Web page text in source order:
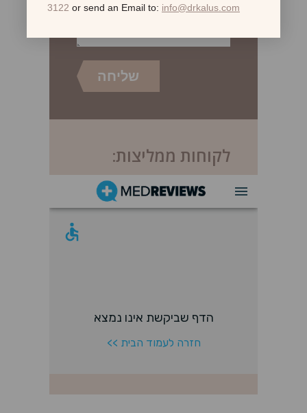
לקוחות ממליצות:
3122 or send an Email to: info@drkalus.com